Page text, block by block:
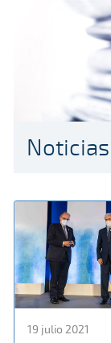
Noticias
19 julio 2021